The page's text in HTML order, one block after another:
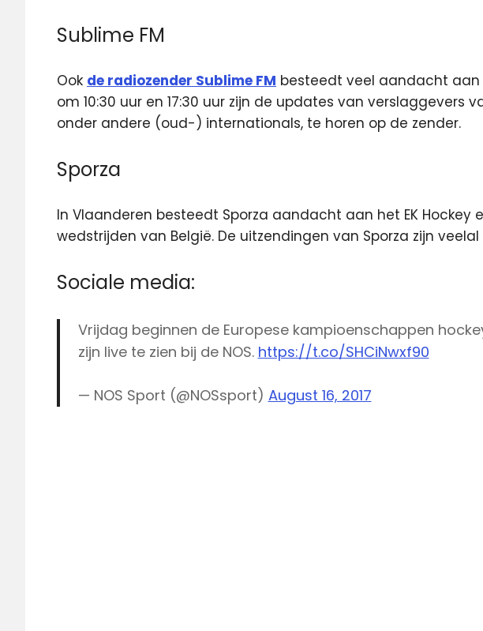
Sublime FM
Ook de radiozender Sublime FM besteedt veel aandacht aan
om 10:30 uur en 17:30 uur zijn de updates van verslaggevers
onder andere (oud-) internationals, te horen op de zender.
Sporza
In Vlaanderen besteedt Sporza aandacht aan het EK Hockey
wedstrijden van België. De uitzendingen van Sporza zijn veelal
Sociale media:
Vrijdag beginnen de Europese kampioenschappen
zijn live te zien bij de NOS. https://t.co/SHCiNwxf90
— NOS Sport (@NOSsport) August 16, 2017